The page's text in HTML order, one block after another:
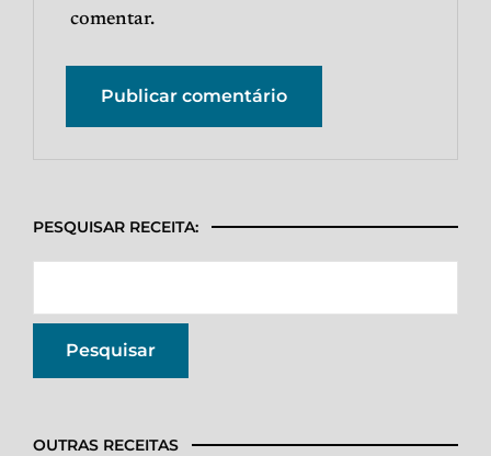
comentar.
PESQUISAR RECEITA:
OUTRAS RECEITAS